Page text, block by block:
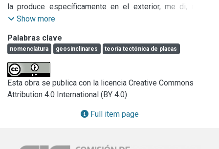
la produce específicamente en el exterior, me di, no ha
mucho, a la idea de preparar un trabajo que pueda servir
integral de tan compleja materia. Ello indujo a cotejar el
alcance y a veces el sentido de la diversificación de las
acepciones, de suerte que este ensayo de nomenclatura
posee alguna compulsa y actualización en su obvia
síntesis descriptiva, con vistas a brindar, a quienes crean
conveniente utilizarla, elementos de validez científica.
Show more
Palabras clave
nomenclatura geosinclinares teoría tectónica de placas
Esta obra se publica con la licencia Creative Commons
Attribution 4.0 International (BY 4.0)
Full item page